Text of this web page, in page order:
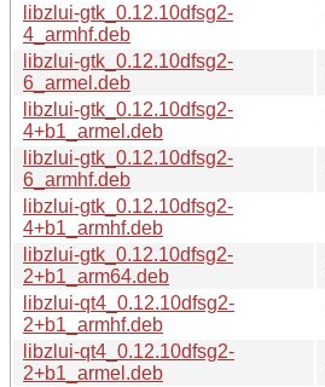
libzlui-gtk_0.12.10dfsg2-
4_armhf.deb
libzlui-gtk_0.12.10dfsg2-
6_armel.deb
libzlui-gtk_0.12.10dfsg2-
4+b1_armel.deb
libzlui-gtk_0.12.10dfsg2-
6_armhf.deb
libzlui-gtk_0.12.10dfsg2-
4+b1_armhf.deb
libzlui-gtk_0.12.10dfsg2-
2+b1_arm64.deb
libzlui-qt4_0.12.10dfsg2-
2+b1_armhf.deb
libzlui-qt4_0.12.10dfsg2-
2+b1_armel.deb